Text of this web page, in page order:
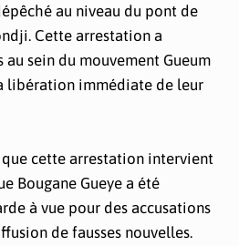
au niveau du pont de
Cette arrestation a
sein du mouvement Gueum
libération immédiate de leur
cette arrestation intervient
Bougane Gueye a été
à vue pour des accusations
de fausses nouvelles.